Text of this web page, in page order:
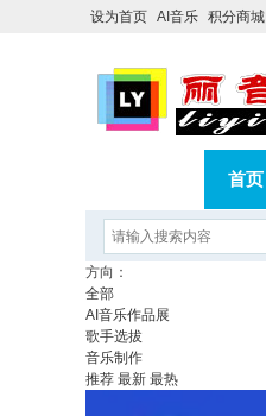
设为首页 AI音乐 积分商城
首页
方向：
全部
AI音乐作品展
歌手选拔
音乐制作
推荐 最新 最热